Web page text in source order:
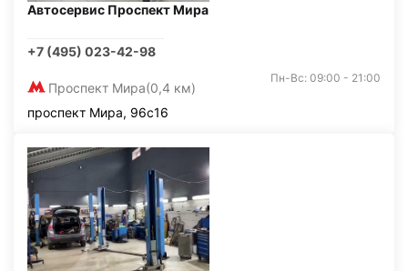
Автосервис Проспект Мира
+7 (495) 023-42-98
Проспект Мира(0,4 км)
Пн-Вс: 09:00 - 21:00
проспект Мира, 96с16